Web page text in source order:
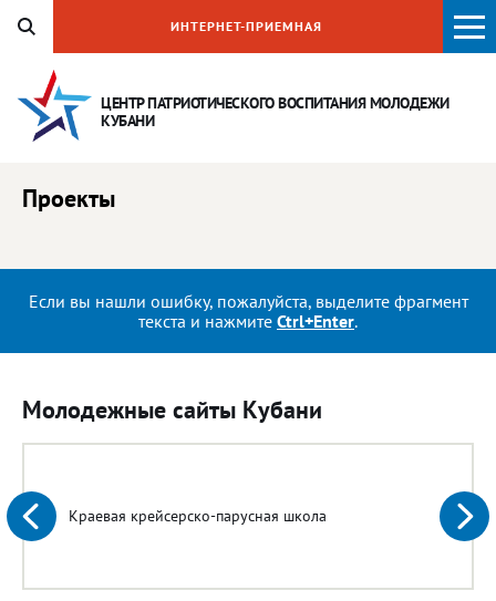
ЦЕНТР ПАТРИОТИЧЕСКОГО ВОСПИТАНИЯМОЛОДЕЖИ
КУБАНИ
ИНТЕРНЕТ-ПРИЕМНАЯ
Проекты
Если вы нашли ошибку, пожалуйста, выделите фрагмент
текста и нажмите Ctrl+Enter.
Молодежные сайты Кубани
Краевая крейсерско-парусная школа